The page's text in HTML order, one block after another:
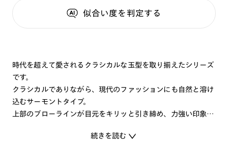
似合い度を判定する
時代を超えて愛されるクラシカルな玉型を取り揃えたシリーズ
です。
クラシカルでありながら、現代のファッションにも自然と溶け
込むサーモントタイプ。
上部のブローラインが目元をキリッと引き締め、力強い印象を
続きを読む